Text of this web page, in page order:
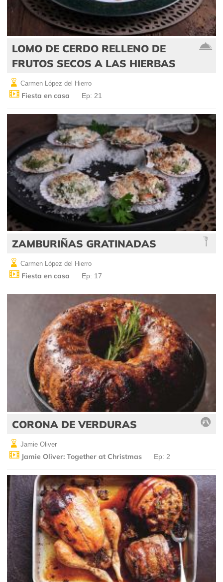
LOMO DE CERDO RELLENO DE
FRUTOS SECOS A LAS HIERBAS
Carmen López del Hierro
Fiesta en casa Ep: 21
ZAMBURIÑAS GRATINADAS
Carmen López del Hierro
Fiesta en casa Ep: 17
CORONA DE VERDURAS
Jamie Oliver
Jamie Oliver: Together at Christmas Ep: 2